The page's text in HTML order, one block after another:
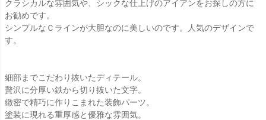
クラシカルな雰囲気や、シックな仕上げのアイアンをお探しの方に
お勧めです。
シンプルなＣラインが大胆なのに美しいのです。人気のデザインで
す。
細部までこだわり抜いたディテール。
贅沢に分厚い鉄から切り抜いた文字。
緻密で精巧に作りこまれた装飾パーツ。
塗装に現れる重厚感と優雅な雰囲気。